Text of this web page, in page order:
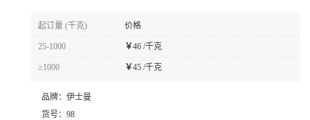
起订量 (千克) 价格
25-1000 ￥46 /千克
≥1000 ￥45 /千克
品牌： 伊士曼
货号： 98